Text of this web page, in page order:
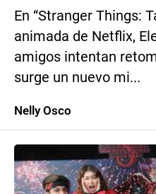
En “Stranger Things:
animada de Netflix,
amigos intentan
surge un nuevo mi...
Nelly Osco